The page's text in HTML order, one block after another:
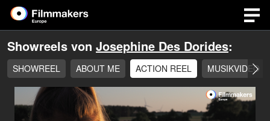
Showreels von Josephine Des Dorides:
SHOWREEL ABOUT ME ACTION REEL MUSIKVIDEO